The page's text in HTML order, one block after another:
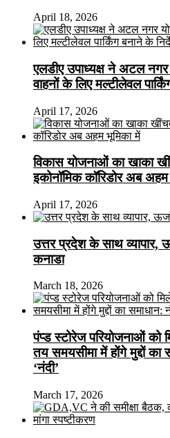
April 18, 2026
एलडीए उपाध्यक्ष ने अटल नगर
वाहनों के लिए मल्टीलेवल
April 17, 2026
विकास योजनाओं का खाका
इकोनॉमिक कॉरिडोर अब
April 17, 2026
उत्तर प्रदेश के साथ व्यापार,
कनाडा
March 18, 2026
पंप्ड स्टोरेज परियोजनाओं को
तय समयसीमा में होंगे मुद्दों का
‘नंदी’
March 17, 2026